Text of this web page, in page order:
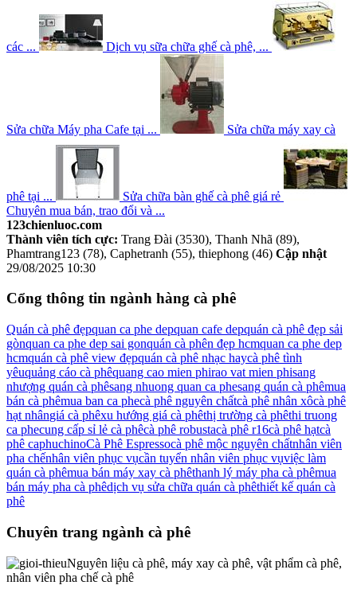
các ... Dịch vụ sữa chữa ghế cà phê, ...
Sửa chữa Máy pha Cafe tại ... Sửa chữa máy xay cà
phê tại ...
Sửa chữa bàn ghế cà phê giá rẻ
Chuyên mua bán, trao đổi và ...
123chienluoc.com
Thành viên tích cực: Trang Đài (3530), Thanh Nhã (89),
Phamtrang123 (78), Caphetranh (55), thiephong (46) Cập nhật
29/08/2025 10:30
Cổng thông tin ngành hàng cà phê
Quán cà phê đẹpquan ca phe depquan cafe depquán cà phê đẹp sải
gònquan ca phe dep sai gonquán cà phên đẹp hcmquan ca phe dep
hcmquán cà phê view đẹpquán cà phê nhạc haycà phê tình
yêuquảng cáo cà phêquang cao mien phirao vat mien phisang
nhượng quán cà phêsang nhuong quan ca phesang quán cà phêmua
bán cà phêmua ban ca phecà phê nguyên chấtcà phê nhân xôcà phê
hạt nhângiá cà phêxu hướng giá cà phêthị trường cà phêthi truong
ca phecung cấp sỉ lẻ cà phêcà phê robustacà phê r16cà phê hạtcà
phê caphuchinoCà Phê Espressocà phê mộc nguyên chấtnhân viên
pha chếnhân viên phục vụcần tuyển nhân viên phục vụviệc làm
quán cà phêmua bán máy xay cà phêthanh lý máy pha cà phêmua
bán máy pha cà phêdịch vụ sửa chữa quán cà phêthiết kế quán cà
phê
Chuyên trang ngành cà phê
Nguyên liệu cà phê, máy xay cà phê, vật phẩm cà phê,
nhân viên pha chế cà phê